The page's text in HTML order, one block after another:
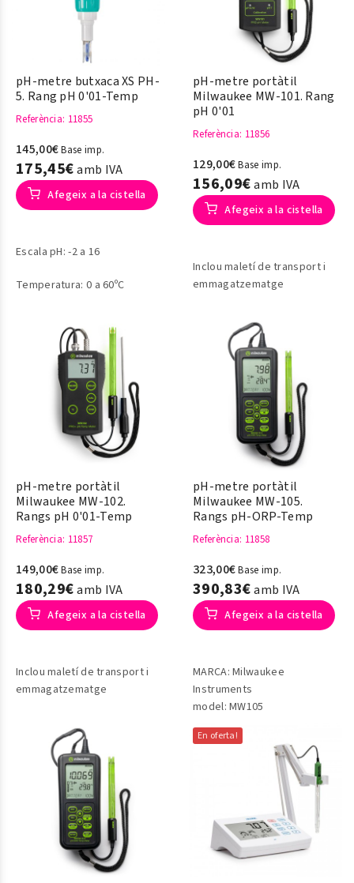
pH-metre butxaca XS PH-
5. Rang pH 0'01-Temp
Referència: 11855
145,00€Base imp.
175,45€amb IVA
Afegeix a la cistella
Escala pH: -2 a 16
Temperatura: 0 a 60ºC
pH-metre portàtil
Milwaukee MW-101. Rang
pH 0'01
Referència: 11856
129,00€Base imp.
156,09€amb IVA
Afegeix a la cistella
Inclou maletí de transport i
emmagatzematge
pH-metre portàtil
Milwaukee MW-102.
Rangs pH 0'01-Temp
Referència: 11857
149,00€Base imp.
180,29€amb IVA
Afegeix a la cistella
Inclou maletí de transport i
emmagatzematge
pH-metre portàtil
Milwaukee MW-105.
Rangs pH-ORP-Temp
Referència: 11858
323,00€Base imp.
390,83€amb IVA
Afegeix a la cistella
MARCA: Milwaukee
Instruments
model:MW105
En oferta!